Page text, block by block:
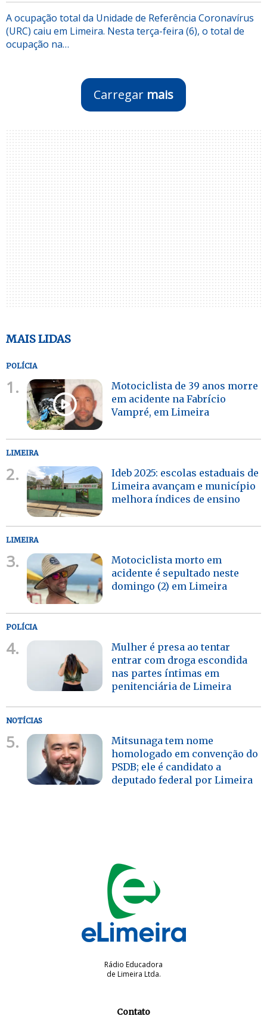
A ocupação total da Unidade de Referência Coronavírus
(URC) caiu em Limeira. Nesta terça-feira (6), o total de
ocupação na…
Carregar mais
MAIS LIDAS
POLÍCIA
1.
Motociclista de 39 anos morre
em acidente na Fabrício
Vampré, em Limeira
LIMEIRA
2.
Ideb 2025: escolas estaduais de
Limeira avançam e município
melhora índices de ensino
LIMEIRA
3.
Motociclista morto em
acidente é sepultado neste
domingo (2) em Limeira
POLÍCIA
4.
Mulher é presa ao tentar
entrar com droga escondida
nas partes íntimas em
penitenciária de Limeira
NOTÍCIAS
5.
Mitsunaga tem nome
homologado em convenção do
PSDB; ele é candidato a
deputado federal por Limeira
Rádio Educadora
de Limeira Ltda.
Contato